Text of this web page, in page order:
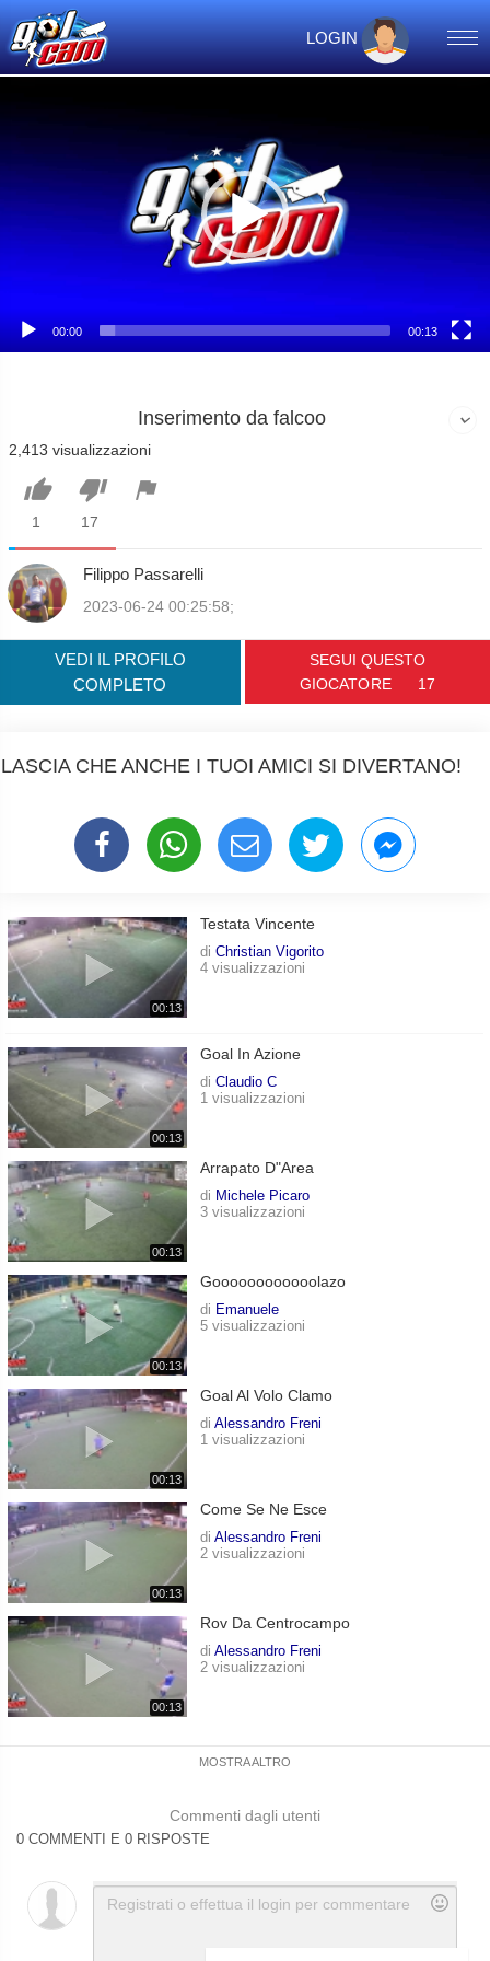
LOGIN
00:00 00:13
Inserimento da falcoo
2,413 visualizzazioni

1

17

Filippo Passarelli
2023-06-24 00:25:58;
VEDI IL PROFILO
COMPLETO
SEGUI QUESTO
GIOCATORE
17
LASCIA CHE ANCHE I TUOI AMICI SI DIVERTANO!
00:13
Testata Vincente
di Christian Vigorito
4 visualizzazioni
00:13
Goal In Azione
di Claudio C
1 visualizzazioni
00:13
Arrapato D"area
di Michele Picaro
3 visualizzazioni
00:13
Goooooooooooolazo
di Emanuele
5 visualizzazioni
00:13
Goal Al Volo Clamo
di Alessandro Freni
1 visualizzazioni
00:13
Come Se Ne Esce
di Alessandro Freni
2 visualizzazioni
00:13
Rov Da Centrocampo
di Alessandro Freni
2 visualizzazioni
MOSTRA ALTRO
Commenti dagli utenti
0 COMMENTI E 0 RISPOSTE